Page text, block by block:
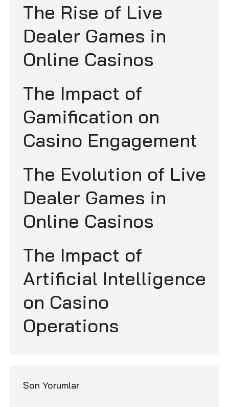
The Rise of Live
Dealer Games in
Online Casinos
The Impact of
Gamification on
Casino Engagement
The Evolution of Live
Dealer Games in
Online Casinos
The Impact of
Artificial Intelligence
on Casino
Operations
Son Yorumlar